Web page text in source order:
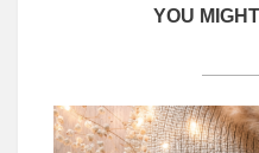
YOU